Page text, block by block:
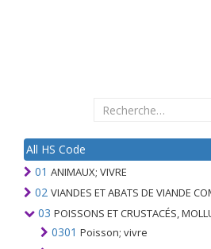
All HS Code
01 ANIMAUX; VIVRE
02 VIANDES ET ABATS DE VIANDE
03 POISSONS ET CRUSTACÉS, MOLLUSQUES ET
0301 Poisson; vivre